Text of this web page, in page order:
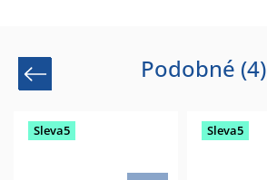
Podobné (4)
Previous
Sleva5 Sleva5